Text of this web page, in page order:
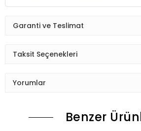
Garanti ve Teslimat
Taksit Seçenekleri
Yorumlar
Benzer